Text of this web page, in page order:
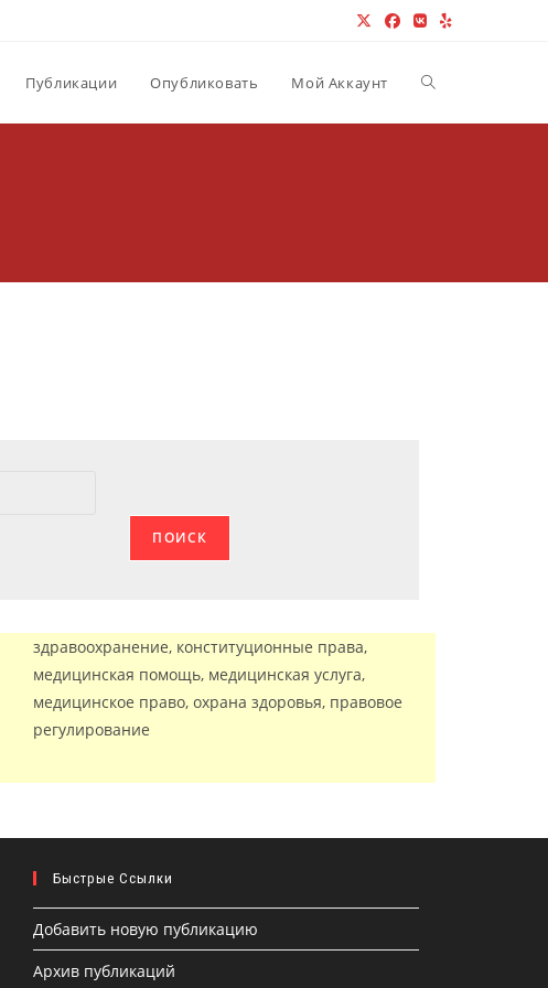
Публикации Опубликовать Мой Аккаунт Переключить
здравоохранение, конституционные права,
медицинская помощь, медицинская услуга,
медицинское право, охрана здоровья, правовое
регулирование
Быстрые Ссылки
Добавить новую публикацию
Архив публикаций